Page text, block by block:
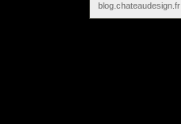
blog.chateaudesign.fr